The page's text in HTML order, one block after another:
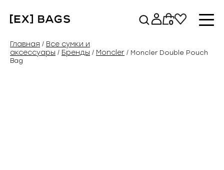
содержимому
0
Главная / Все сумки и
аксессуары / Бренды / Moncler / Moncler Double Pouch
Bag